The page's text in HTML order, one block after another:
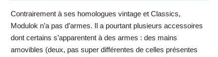
Contrairement à ses homologues vintage et Classics,
Modulok n’a pas d’armes. Il a pourtant plusieurs accessoires
dont certains s’apparentent à des armes : des mains
amovibles (deux, pas super différentes de celles présentes